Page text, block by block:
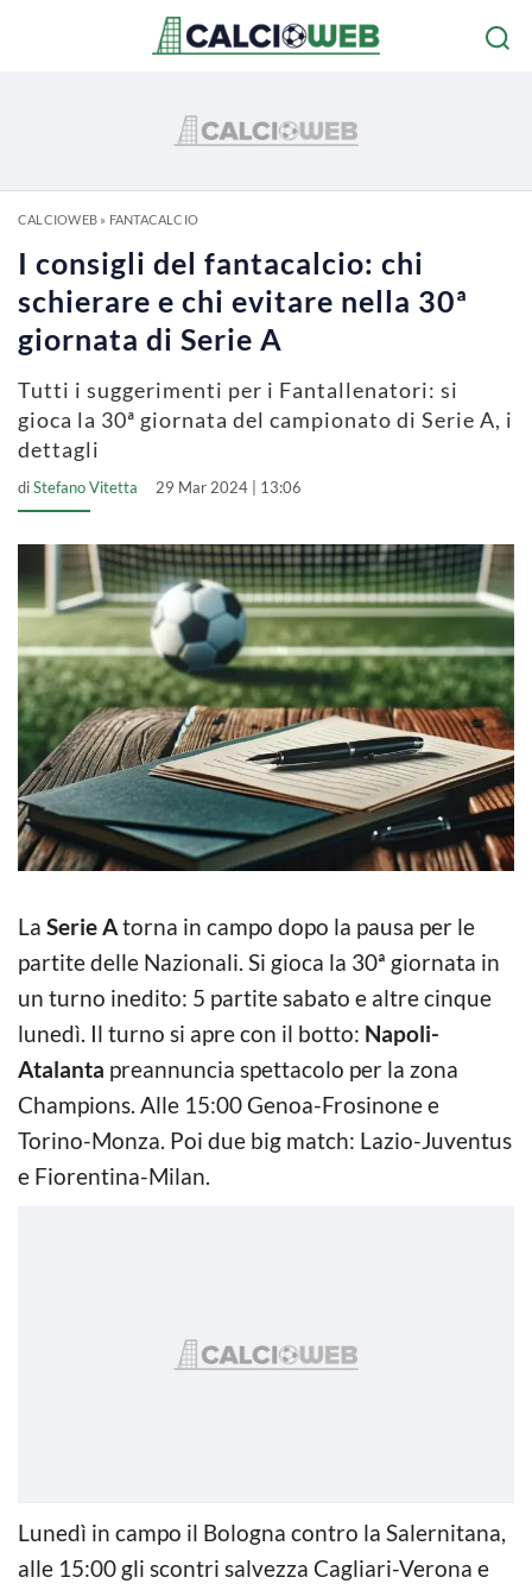
CALCIOWEB» FANTACALCIO
I consigli del fantacalcio: chi
schierare e chi evitare nella 30ª
giornata di Serie A
Tutti i suggerimenti per i Fantallenatori: si
gioca la 30ª giornata del campionato di Serie A, i
dettagli
diStefano Vitetta 29 Mar 2024 | 13:06
La Serie Atorna in campo dopo la pausa per le
partite delle Nazionali. Si gioca la 30ª giornata in
un turno inedito: 5 partite sabato e altre cinque
lunedì. Il turno si apre con il botto: Napoli-
Atalanta preannuncia spettacolo per la zona
Champions. Alle 15:00 Genoa-Frosinone e
Torino-Monza. Poi due big match: Lazio-Juventus
e Fiorentina-Milan.
Lunedì in campo il Bologna contro la Salernitana,
alle 15:00 gli scontri salvezza Cagliari-Verona e